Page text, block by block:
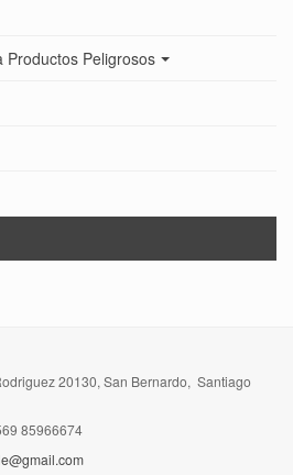
Productos Peligrosos
20130, San Bernardo, Santiago
85966674